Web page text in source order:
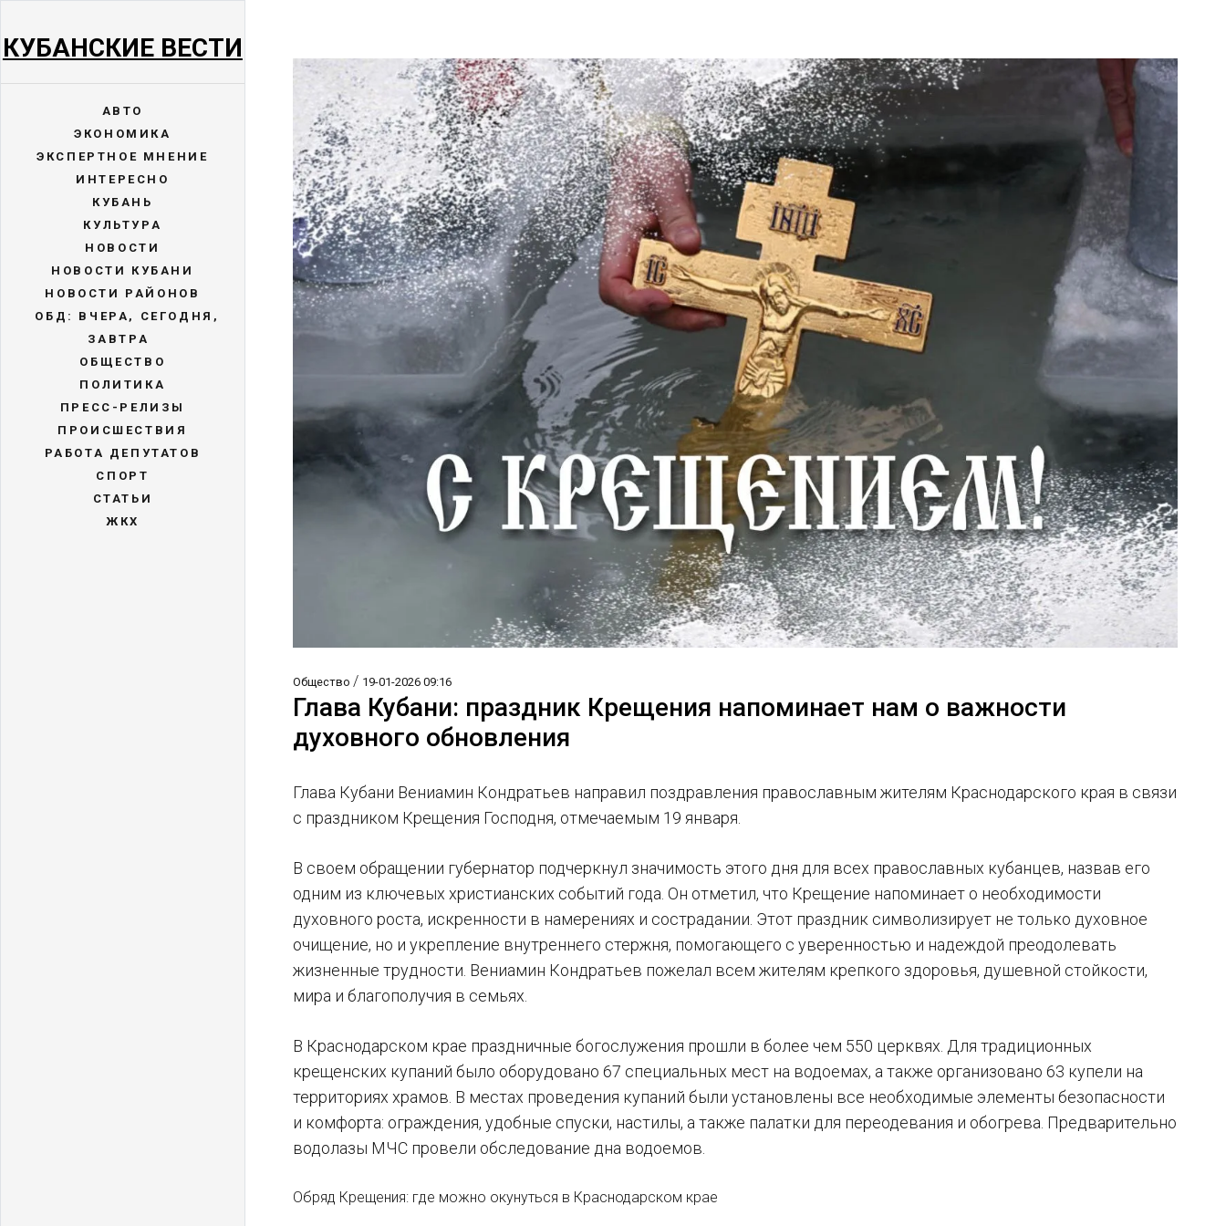
КУБАНСКИЕ ВЕСТИ
АВТО
ЭКОНОМИКА
ЭКСПЕРТНОЕ МНЕНИЕ
ИНТЕРЕСНО
КУБАНЬ
КУЛЬТУРА
НОВОСТИ
НОВОСТИ КУБАНИ
НОВОСТИ РАЙОНОВ
ОБД: ВЧЕРА, СЕГОДНЯ,
ЗАВТРА
ОБЩЕСТВО
ПОЛИТИКА
ПРЕСС-РЕЛИЗЫ
ПРОИСШЕСТВИЯ
РАБОТА ДЕПУТАТОВ
СПОРТ
СТАТЬИ
ЖКХ
Общество / 19-01-2026 09:16
Глава Кубани: праздник Крещения напоминает нам о важности
духовного обновления
Глава Кубани Вениамин Кондратьев направил поздравления православным жителям Краснодарского края в связи
с праздником Крещения Господня, отмечаемым 19 января.
В своем обращении губернатор подчеркнул значимость этого дня для всех православных кубанцев, назвав его
одним из ключевых христианских событий года. Он отметил, что Крещение напоминает о необходимости
духовного роста, искренности в намерениях и сострадании. Этот праздник символизирует не только духовное
очищение, но и укрепление внутреннего стержня, помогающего с уверенностью и надеждой преодолевать
жизненные трудности. Вениамин Кондратьев пожелал всем жителям крепкого здоровья, душевной стойкости,
мира и благополучия в семьях.
В Краснодарском крае праздничные богослужения прошли в более чем 550 церквях. Для традиционных
крещенских купаний было оборудовано 67 специальных мест на водоемах, а также организовано 63 купели на
территориях храмов. В местах проведения купаний были установлены все необходимые элементы безопасности
и комфорта: ограждения, удобные спуски, настилы, а также палатки для переодевания и обогрева. Предварительно
водолазы МЧС провели обследование дна водоемов.
Обряд Крещения: где можно окунуться в Краснодарском крае